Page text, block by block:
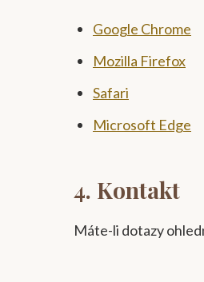
Google Chrome
Mozilla Firefox
Safari
Microsoft Edge
4. Kontakt
Máte-li dotazy